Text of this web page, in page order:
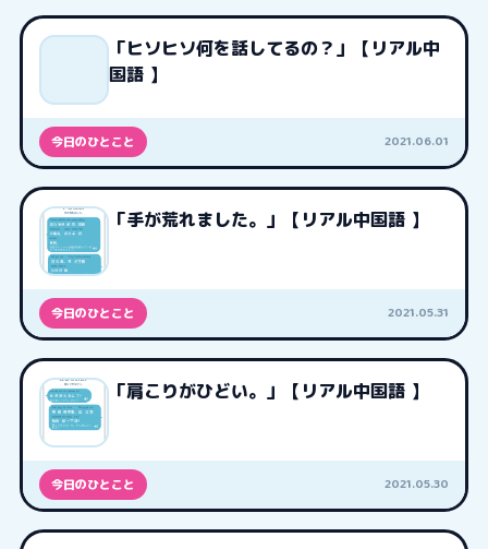
「ヒソヒソ何を話してるの？」【リアル中
国語 】
今日のひとこと 2021.06.01
「手が荒れました。」【リアル中国語 】
今日のひとこと 2021.05.31
「肩こりがひどい。」【リアル中国語 】
今日のひとこと 2021.05.30